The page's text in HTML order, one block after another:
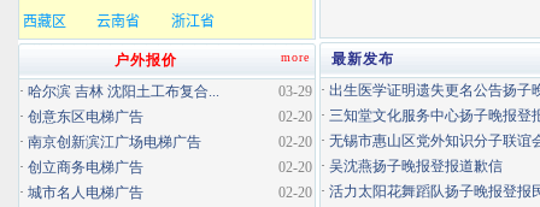
最新发布
· 出生医学证明遗失更名公告扬子
· 三知堂文化服务中心扬子晚报登
· 无锡市惠山区党外知识分子联谊
· 吴沈燕扬子晚报登报道歉信
· 活力太阳花舞蹈队扬子晚报登报
more
户外报价
03-29
· 哈尔滨 吉林 沈阳土工布复合...
02-20
· 创意东区电梯广告
02-20
· 南京创新滨江广场电梯广告
02-20
· 创立商务电梯广告
02-20
· 城市名人电梯广告